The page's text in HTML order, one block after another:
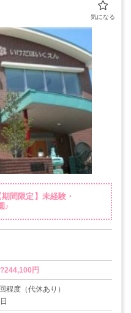
間限定】未経験・
♪
円
度（代休あり）